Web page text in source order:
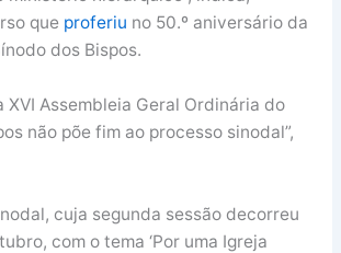
que proferiu no 50.º aniversário da
dos Bispos.
XVI Assembleia Geral Ordinária do
não põe fim ao processo sinodal”,
cuja segunda sessão decorreu
com o tema ‘Por uma Igreja